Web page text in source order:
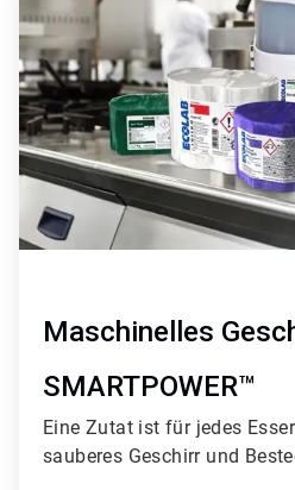
von
Maschinelles
SMARTPOWER™
Eine Zutat ist für jedes
sauberes Geschirr und